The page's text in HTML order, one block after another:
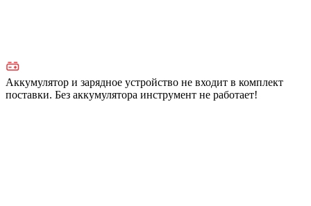
Аккумулятор и зарядное устройство не входит в комплект
поставки. Без аккумулятора инструмент не работает!